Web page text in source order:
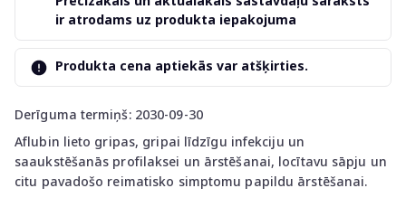
Derīguma termiņš: 2030-09-30
Aflubin lieto gripas, gripai līdzīgu infekciju un
saaukstēšanās profilaksei un ārstēšanai, locītavu sāpju un
citu pavadošo reimatisko simptomu papildu ārstēšanai.
ir atrodams uz produkta iepakojuma
Produkta cena aptiekās var atšķirties.